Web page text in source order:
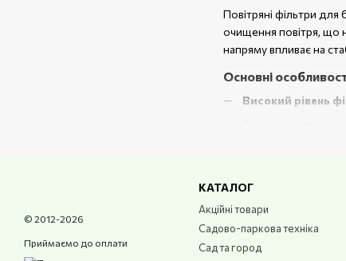
Повітряні фільтри для
очищення повітря, що
напряму впливає на
Основні
Високий рівень
Переваги
Застосування
© 2012-2026
Приймаємо до оплати
КАТАЛОГ
Акційні товари
Садово-паркова техніка
Сад та город